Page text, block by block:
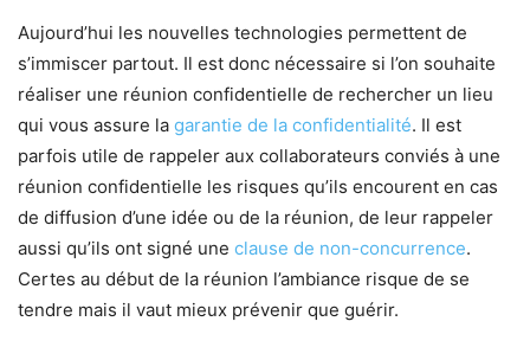
Aujourd’hui les nouvelles technologies permettent de
s’immiscer partout. Il est donc nécessaire si l’on souhaite
réaliser une réunion confidentielle de rechercher un lieu
qui vous assure la garantie de la confidentialité. Il est
parfois utile de rappeler aux collaborateurs conviés à une
réunion confidentielle les risques qu’ils encourent en cas
de diffusion d’une idée ou de la réunion, de leur rappeler
aussi qu’ils ont signé une clause de non-concurrence.
Certes au début de la réunion l’ambiance risque de se
tendre mais il vaut mieux prévenir que guérir.